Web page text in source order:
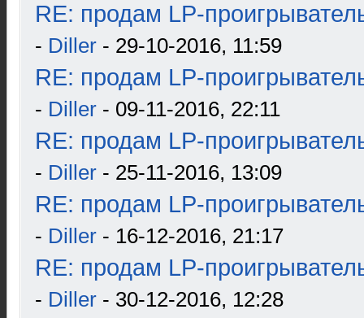
RE: продам LP-
- Diller - 29-10-2016, 11:59
RE: продам LP-
- Diller - 09-11-2016, 22:11
RE: продам LP-
- Diller - 25-11-2016, 13:09
RE: продам LP-
- Diller - 16-12-2016, 21:17
RE: продам LP-
- Diller - 30-12-2016, 12:28